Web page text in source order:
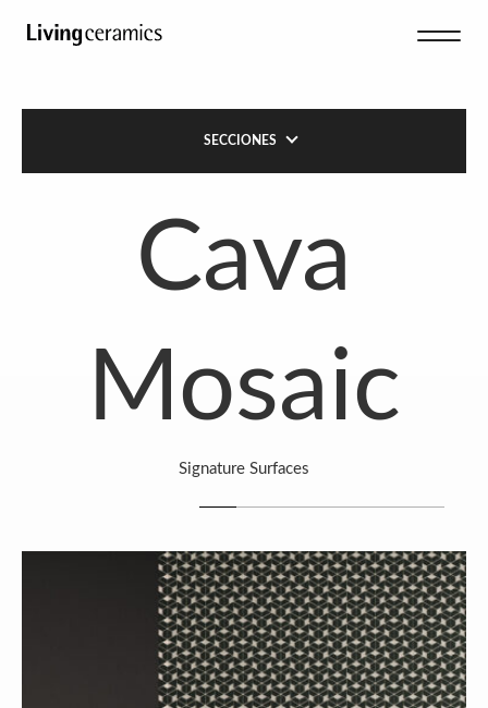
SECCIONES
Cava
Mosaic
Signature Surfaces